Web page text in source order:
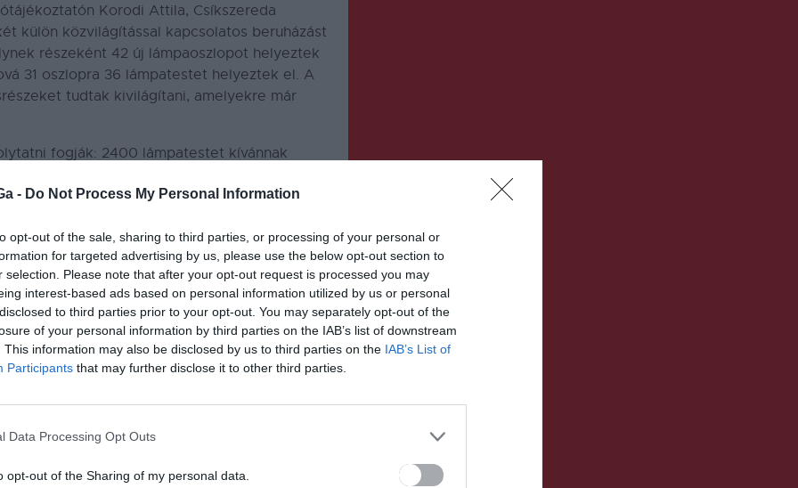
- Do Not Process My Personal Information
opt-out of the sale, sharing to third parties, or processing of your personal or
for targeted advertising by us, please use the below opt-out section to
selection. Please note that after your opt-out request is processed you may
interest-based ads based on personal information utilized by us or personal
to third parties prior to your opt-out. You may separately opt-out of the
of your personal information by third parties on the IAB’s list of downstream
This information may also be disclosed by us to third parties on the IAB’s List of
Participants that may further disclose it to other third parties.
Data Processing Opt Outs
opt-out of the Sharing of my personal data.
Korodi Attila, Csíkszereda
külön közvilágítással kapcsolatos beruházást
részeként 42 új lámpaoszlopot helyeztek
31 oszlopra 36 lámpatestet helyeztek el. A
tudtak kivilágítani, amelyekre már
fogják: 2400 lámpatestet kívánnak
modern világítású égőkre, és egyúttal
KÖVETKEZŐ BEJEGYZÉS
Robbantani fognak Tusnádnál